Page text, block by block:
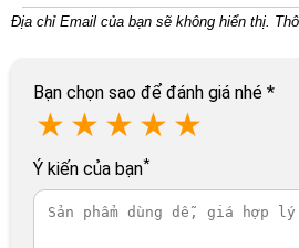
Địa chỉ Email của bạn sẽ không hiển thị.
Bạn chọn sao để đánh giá nhé *
★ ★ ★ ★ ★
Ý kiến của bạn*